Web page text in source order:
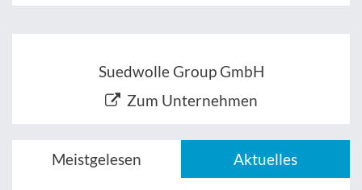
Suedwolle Group GmbH
Zum Unternehmen
Meistgelesen Aktuelles